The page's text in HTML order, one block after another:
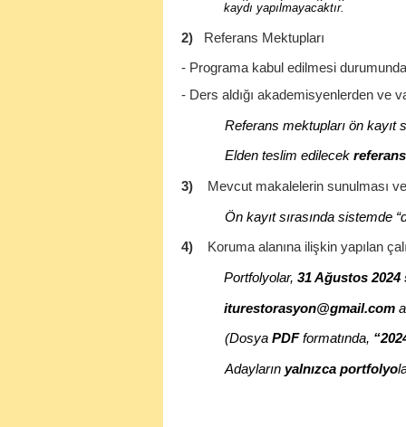
kaydı yapılmayacaktır.
2) Referans Mektupları
- Programa kabul edilmesi
- Ders aldığı akademisyenlerden ve
Referans mektupları ön kayıt
Elden teslim edilecek
3) Mevcut makalelerin sunulması
Ön kayıt sırasında sistemde
4) Koruma alanına ilişkin yapılan
Portfolyolar, 31 Ağustos 2024
iturestorasyon@gmail.com
(Dosya PDFformatında,
Adayların yalnızca portfolyo